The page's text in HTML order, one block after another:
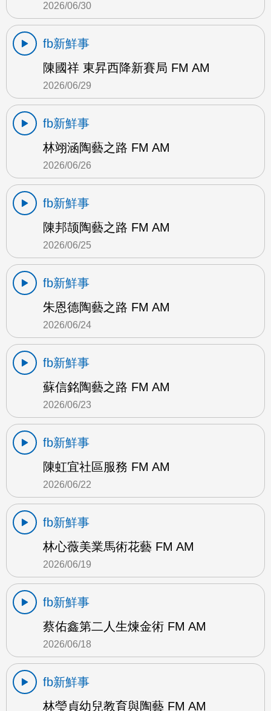
2026/06/30
fb新鮮事
陳國祥 東昇西降新賽局 FM AM
2026/06/29
fb新鮮事
林翊涵陶藝之路 FM AM
2026/06/26
fb新鮮事
陳邦颉陶藝之路 FM AM
2026/06/25
fb新鮮事
朱恩德陶藝之路 FM AM
2026/06/24
fb新鮮事
蘇信銘陶藝之路 FM AM
2026/06/23
fb新鮮事
陳虹宜社區服務 FM AM
2026/06/22
fb新鮮事
林心薇美業馬術花藝 FM AM
2026/06/19
fb新鮮事
蔡佑鑫第二人生煉金術 FM AM
2026/06/18
fb新鮮事
林瑩貞幼兒教育與陶藝 FM AM